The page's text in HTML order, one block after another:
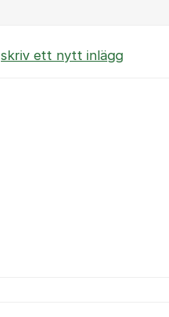
skriv ett nytt inlägg